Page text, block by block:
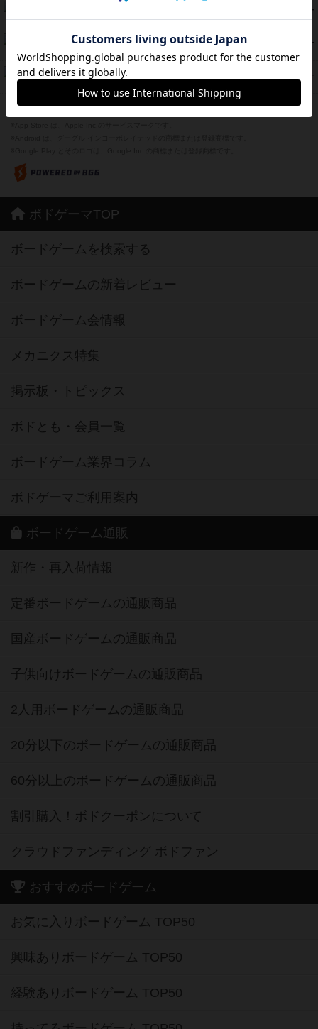
PT
紹介文あり 1件の投稿
PT
Bitter End ブタペスト救出作戦
42 PT
ドコジャン
ボドゲーマTOP
ボードゲームを検索する
ボードゲームの新着レビュー
ボードゲーム会情報
メカニクス特集
掲示板・トピックス
ボドとも・会員一覧
ボードゲーム業界コラム
ボドゲーマご利用案内
ボードゲーム通販
新作・再入荷情報
定番ボードゲームの通販商品
国産ボードゲームの通販商品
子供向けボードゲームの通販商品
2人用ボードゲームの通販商品
20分以下のボードゲームの通販商品
60分以上のボードゲームの通販商品
割引購入！ボドクーポンについて
クラウドファンディング ボドファン
おすすめボードゲーム
お気に入りボードゲーム TOP50
興味ありボードゲーム TOP50
経験ありボードゲーム TOP50